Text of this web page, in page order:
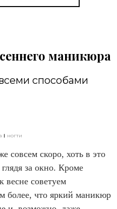
маникюра
способами
ногти
совсем скоро, хоть в это
за окно. Кроме
весне советуем
более, что яркий маникюр